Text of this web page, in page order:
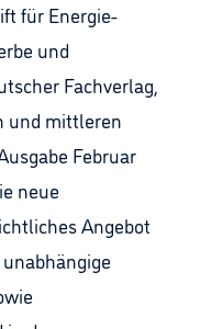
für Energie-
und
Fachverlag,
und mittleren
Februar
neue
Angebot